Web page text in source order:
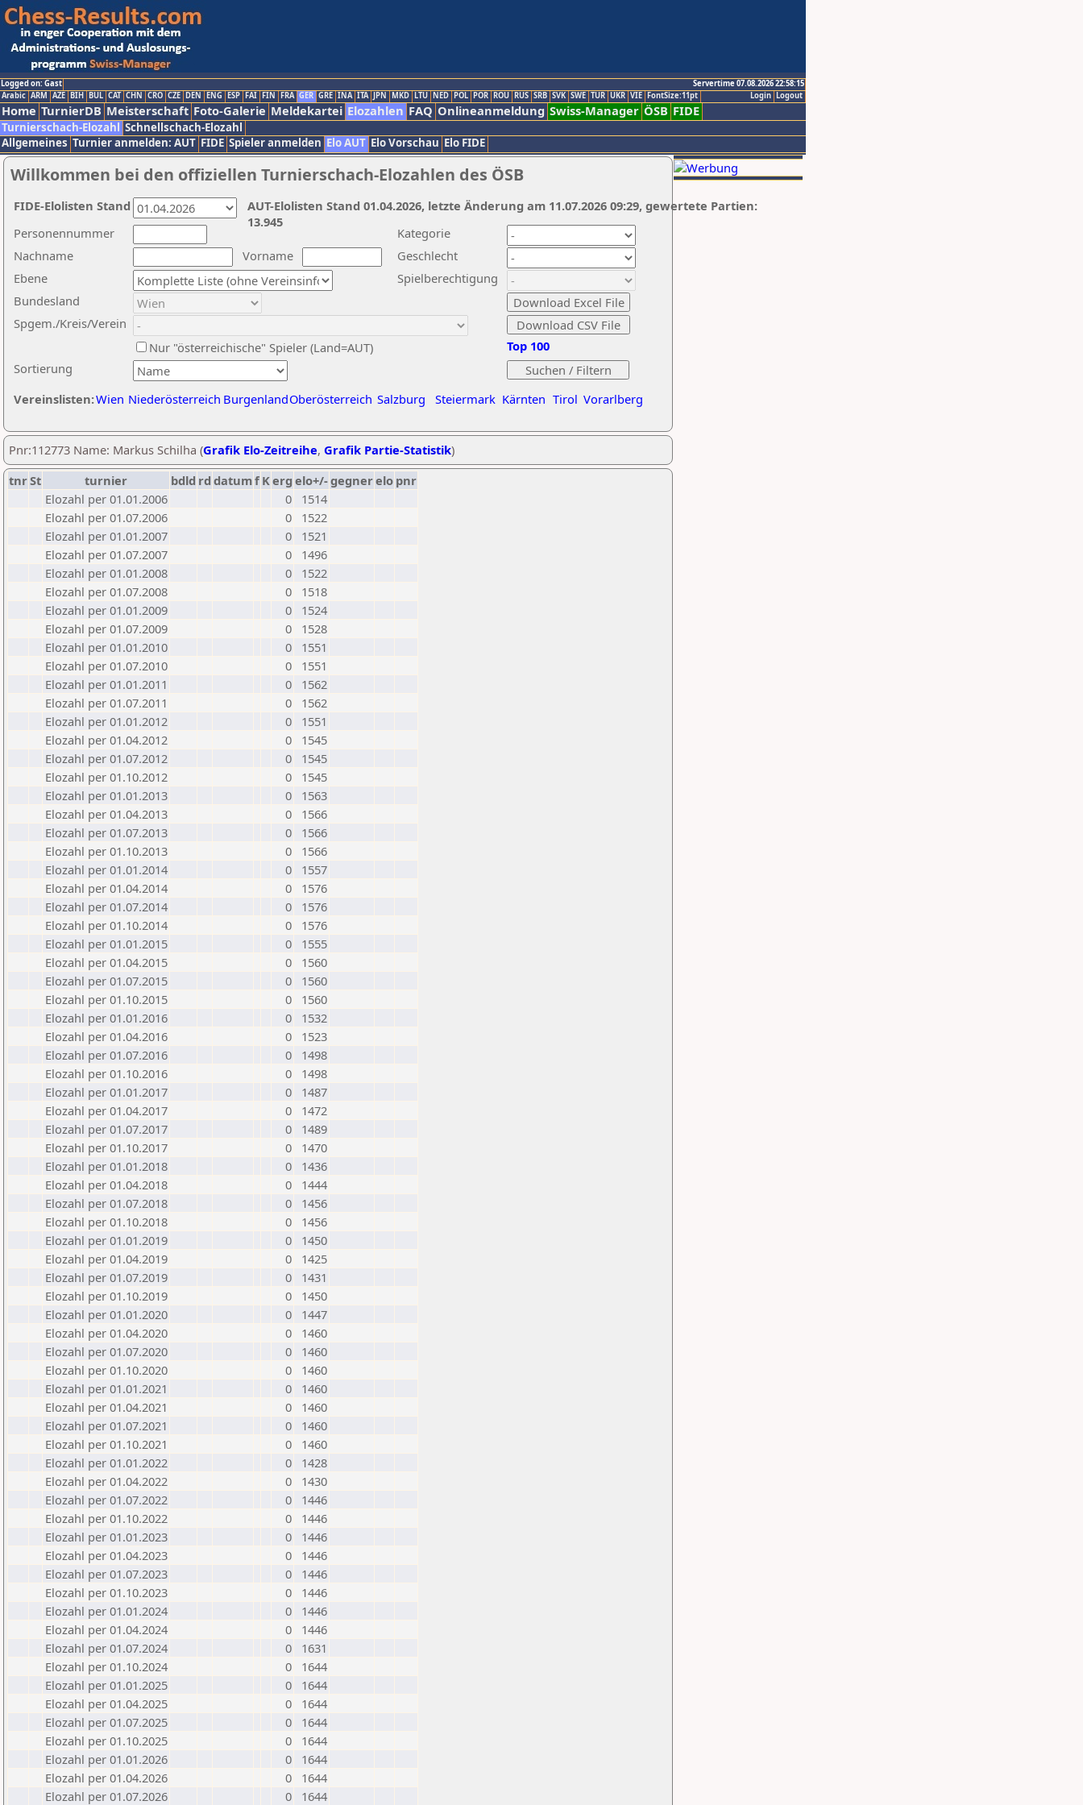
Logged on: Gast
Servertime 07.08.2026 22:58:15
Logout
Login
Arabic ARM AZE BIH BUL CAT CHN CRO CZE DEN ENG ESP FAI FIN FRA GER GRE INA ITA JPN MKD LTU NED POL POR ROU RUS SRB SVK SWE TUR UKR VIE FontSize:11pt
Home TurnierDB Meisterschaft Foto-Galerie Meldekartei Elozahlen FAQ Onlineanmeldung Swiss-Manager ÖSB FIDE
Turnierschach-Elozahl Schnellschach-Elozahl
Allgemeines Turnier anmelden: AUT FIDE Spieler anmelden Elo AUT Elo Vorschau Elo FIDE
Willkommen bei den offiziellen Turnierschach-Elozahlen des ÖSB
Nachname
Vorname
Ebene
Kategorie
Sortierung
Personennummer
Bundesland
Spgem./Kreis/Verein
Geschlecht
Nur "österreichische" Spieler (Land=AUT)
Spielberechtigung
Vereinslisten:Wien Niederösterreich BurgenlandOberösterreich Salzburg Steiermark Kärnten Tirol Vorarlberg
Top 100
AUT-Elolisten Stand 01.04.2026, letzte Änderung am 11.07.2026 09:29, gewertete Partien:
13.945
FIDE-Elolisten Stand
Pnr:112773 Name: Markus Schilha (Grafik Elo-Zeitreihe, Grafik Partie-Statistik)
tnrSt turnier bdld rd datumf Kerg elo+/-gegnerelo pnr
Elozahl per 01.01.2006
0
1514
Elozahl per 01.07.2006
0
1522
Elozahl per 01.01.2007
0
1521
Elozahl per 01.07.2007
0
1496
Elozahl per 01.01.2008
0
1522
Elozahl per 01.07.2008
0
1518
Elozahl per 01.01.2009
0
1524
Elozahl per 01.07.2009
0
1528
Elozahl per 01.01.2010
0
1551
Elozahl per 01.07.2010
0
1551
Elozahl per 01.01.2011
0
1562
Elozahl per 01.07.2011
0
1562
Elozahl per 01.01.2012
0
1551
Elozahl per 01.04.2012
0
1545
Elozahl per 01.07.2012
0
1545
Elozahl per 01.10.2012
0
1545
Elozahl per 01.01.2013
0
1563
Elozahl per 01.04.2013
0
1566
Elozahl per 01.07.2013
0
1566
Elozahl per 01.10.2013
0
1566
Elozahl per 01.01.2014
0
1557
Elozahl per 01.04.2014
0
1576
Elozahl per 01.07.2014
0
1576
Elozahl per 01.10.2014
0
1576
Elozahl per 01.01.2015
0
1555
Elozahl per 01.04.2015
0
1560
Elozahl per 01.07.2015
0
1560
Elozahl per 01.10.2015
0
1560
Elozahl per 01.01.2016
0
1532
Elozahl per 01.04.2016
0
1523
Elozahl per 01.07.2016
0
1498
Elozahl per 01.10.2016
0
1498
Elozahl per 01.01.2017
0
1487
Elozahl per 01.04.2017
0
1472
Elozahl per 01.07.2017
0
1489
Elozahl per 01.10.2017
0
1470
Elozahl per 01.01.2018
0
1436
Elozahl per 01.04.2018
0
1444
Elozahl per 01.07.2018
0
1456
Elozahl per 01.10.2018
0
1456
Elozahl per 01.01.2019
0
1450
Elozahl per 01.04.2019
0
1425
Elozahl per 01.07.2019
0
1431
Elozahl per 01.10.2019
0
1450
Elozahl per 01.01.2020
0
1447
Elozahl per 01.04.2020
0
1460
Elozahl per 01.07.2020
0
1460
Elozahl per 01.10.2020
0
1460
Elozahl per 01.01.2021
0
1460
Elozahl per 01.04.2021
0
1460
Elozahl per 01.07.2021
0
1460
Elozahl per 01.10.2021
0
1460
Elozahl per 01.01.2022
0
1428
Elozahl per 01.04.2022
0
1430
Elozahl per 01.07.2022
0
1446
Elozahl per 01.10.2022
0
1446
Elozahl per 01.01.2023
0
1446
Elozahl per 01.04.2023
0
1446
Elozahl per 01.07.2023
0
1446
Elozahl per 01.10.2023
0
1446
Elozahl per 01.01.2024
0
1446
Elozahl per 01.04.2024
0
1446
Elozahl per 01.07.2024
0
1631
Elozahl per 01.10.2024
0
1644
Elozahl per 01.01.2025
0
1644
Elozahl per 01.04.2025
0
1644
Elozahl per 01.07.2025
0
1644
Elozahl per 01.10.2025
0
1644
Elozahl per 01.01.2026
0
1644
Elozahl per 01.04.2026
0
1644
Elozahl per 01.07.2026
0 1644